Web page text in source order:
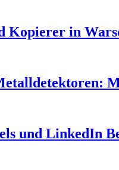
Kopierer in
und LinkedIn